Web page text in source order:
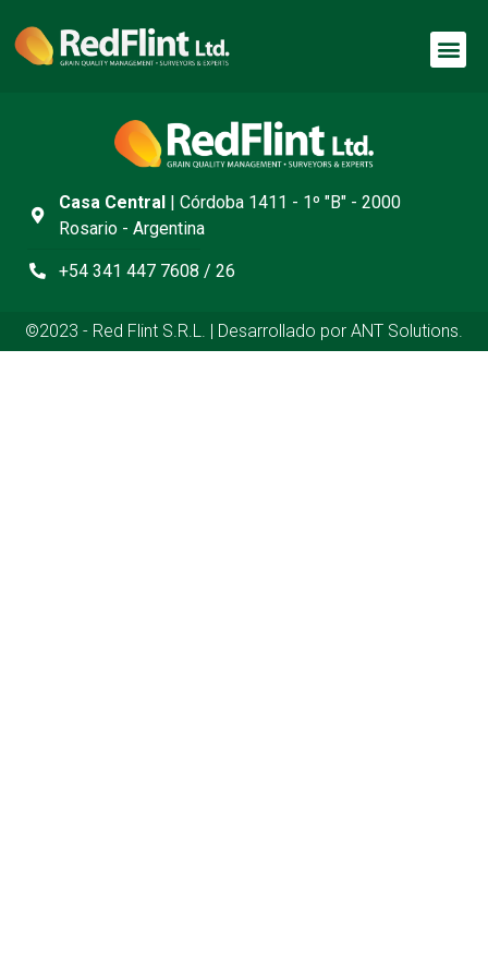
Casa Central| Córdoba 1411 - 1º "B" - 2000
Rosario - Argentina
+54 341 447 7608 / 26
©2023 - Red Flint S.R.L. | Desarrollado por ANT Solutions.